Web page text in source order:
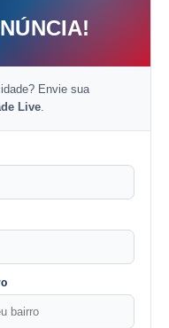
Envie sua
Live.